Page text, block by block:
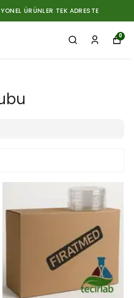
ÜRÜNLER TEK ADRESTE
0